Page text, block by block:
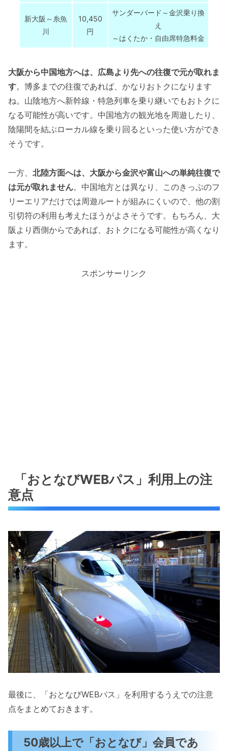
新大阪～糸魚
川
10,450
円
サンダーバード～金沢乗り換
え
～はくたか・自由席特急料金
大阪から中国地方へは、広島より先への往復で元が取れま
す。博多までの往復であれば、かなりおトクになります
ね。山陰地方へ新幹線・特急列車を乗り継いでもおトクに
なる可能性が高いです。中国地方の観光地を周遊したり、
陰陽間を結ぶローカル線を乗り回るといった使い方ができ
そうです。
一方、 北陸方面へは、大阪から金沢や富山への単純往復で
は元が取れません。中国地方とは異なり、このきっぷのフ
リーエリアだけでは周遊ルートが組みにくいので、他の割
引切符の利用も考えたほうがよさそうです。もちろん、大
阪より西側からであれば、おトクになる可能性が高くなり
ます。
スポンサーリンク
「おとなびWEBパス」利用上の注
意点
最後に、「おとなびWEBパス」を利用するうえでの注意
点をまとめておきます。
50歳以上で「おとなび」会員であ